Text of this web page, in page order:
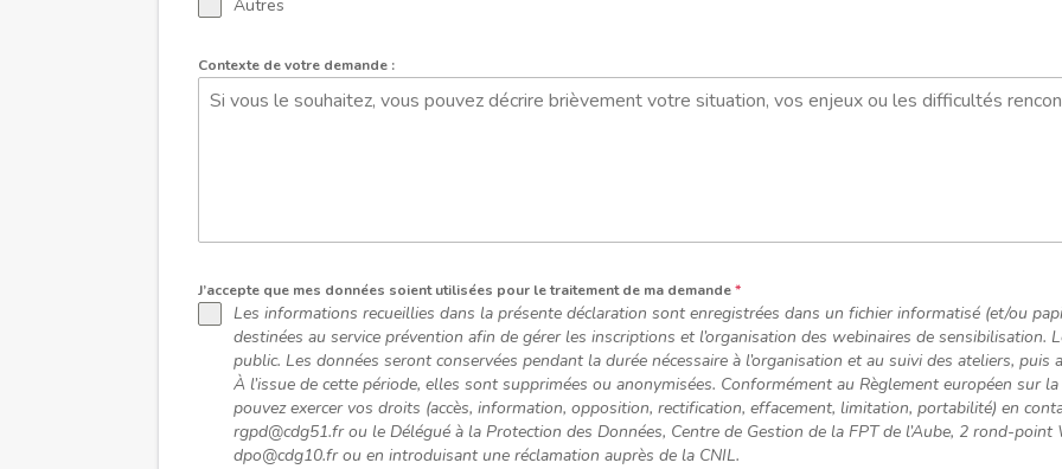
Autres
Contexte de votre demande :
J’accepte que mes données soient utilisées pour le traitement de ma demande*
Les informations recueillies dans la présente déclaration sont enregistrées dans un fichier informatisé (et/ou
destinées au service prévention afin de gérer les inscriptions et l’organisation des webinaires de sensibilisation.
public. Les données seront conservées pendant la durée nécessaire à l’organisation et au suivi des ateliers, puis
À l’issue de cette période, elles sont supprimées ou anonymisées. Conformément au Règlement européen sur
pouvez exercer vos droits (accès, information, opposition, rectification, effacement, limitation, portabilité) en
rgpd@cdg51.fr ou le Délégué à la Protection des Données, Centre de Gestion de la FPT de l’Aube, 2 rond-
dpo@cdg10.fr ou en introduisant une réclamation auprès de la CNIL.